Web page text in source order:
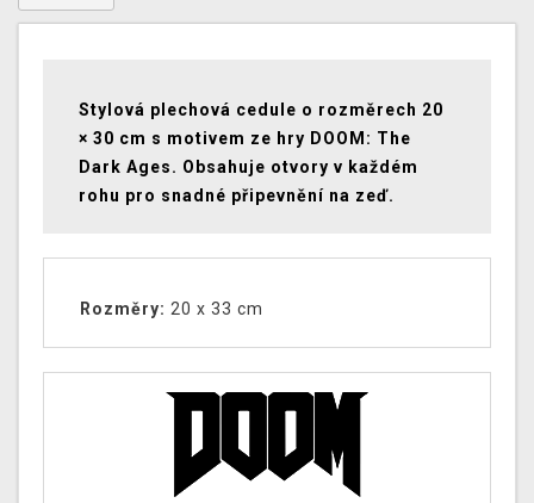
Stylová plechová cedule o rozměrech 20
× 30 cm s motivem ze hry DOOM: The
Dark Ages. Obsahuje otvory v každém
rohu pro snadné připevnění na zeď.
Rozměry: 20 x 33 cm